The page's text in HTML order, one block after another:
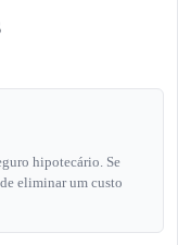
hipotecário. Se
eliminar um custo